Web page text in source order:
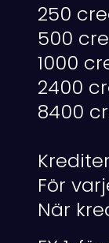
250
500
1000
2400
8400
För
När